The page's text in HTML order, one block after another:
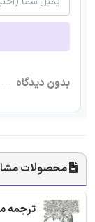
بدون دیدگاه
محصولات
ترجمه